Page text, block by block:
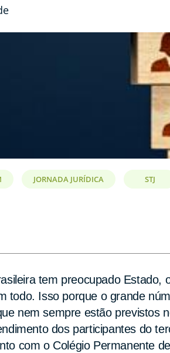
JORNADA JURÍDICA STJ
tem preocupado
todo. Isso porque o grande
nem sempre estão previstos
dos participantes do
com o Colégio Permanente